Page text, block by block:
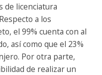
de licenciatura
a los
el 99% cuenta con al
así como que el 23%
Por otra parte,
de realizar un